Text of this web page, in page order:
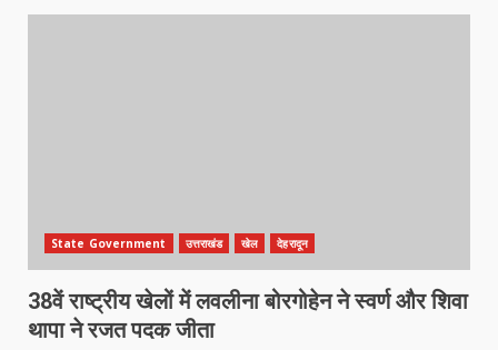
State Government उत्तराखंड खेल देहरादून
38वें राष्ट्रीय खेलों में लवलीना बोरगोहेन ने स्वर्ण और शिवा
थापा ने रजत पदक जीता